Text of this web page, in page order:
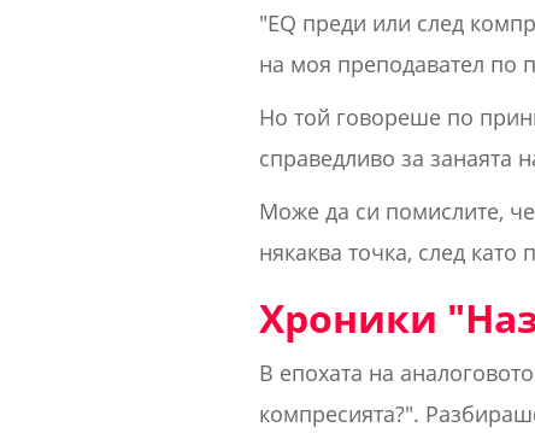
"EQ преди или след
на моя преподавател по
Но той говореше по
справедливо за занаята
Може да си помислите,
някаква точка, след
Хроники
В епохата на
компресията?".